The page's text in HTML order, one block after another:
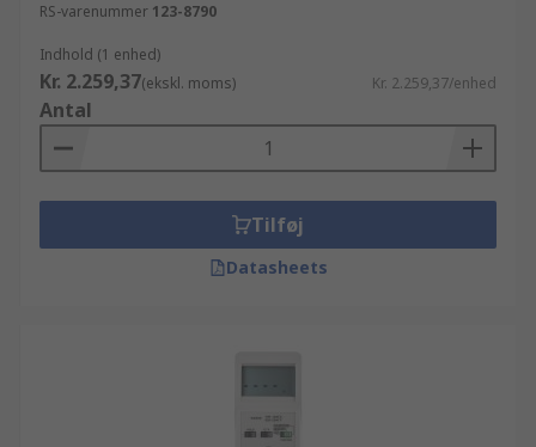
RS-varenummer 123-8790
Indhold (1 enhed)
Kr. 2.259,37(ekskl. moms) Kr. 2.259,37/enhed
Antal
Tilføj
Datasheets